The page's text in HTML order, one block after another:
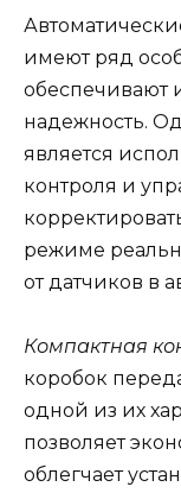
имеют ряд
обеспечивают
надежность.
является
контроля и
режиме
от датчиков в
Компактная
коробок
одной из их
позволяет
облегчает